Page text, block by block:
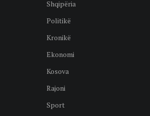
Shqipëria
Politikë
Kronikë
Ekonomi
Kosova
Rajoni
Sport